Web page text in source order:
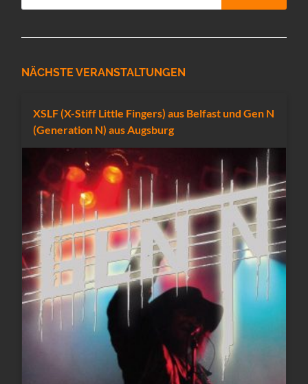
NÄCHSTE VERANSTALTUNGEN
XSLF (X-Stiff Little Fingers) aus Belfast und Gen N
(Generation N) aus Augsburg